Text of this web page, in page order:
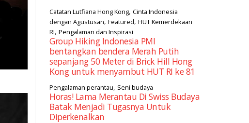
Catatan Lutfiana Hong Kong, Cinta Indonesia
dengan Agustusan, Featured, HUT Kemerdekaan
RI, Pengalaman dan Inspirasi
Group Hiking Indonesia PMI
bentangkan bendera Merah Putih
sepanjang 50 Meter di Brick Hill Hong
Kong untuk menyambut HUT RI ke 81
Pengalaman perantau, Seni budaya
Horas! Lama Merantau Di Swiss Budaya
Batak Menjadi Tugasnya Untuk
Diperkenalkan